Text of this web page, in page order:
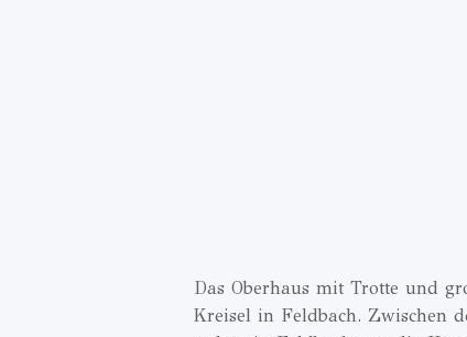
Das Oberhaus mit Trotte und
Kreisel in Feldbach. Zwischen